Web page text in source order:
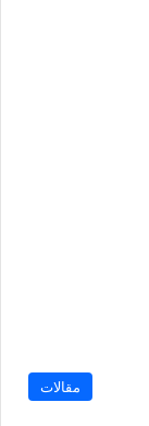
مقالات